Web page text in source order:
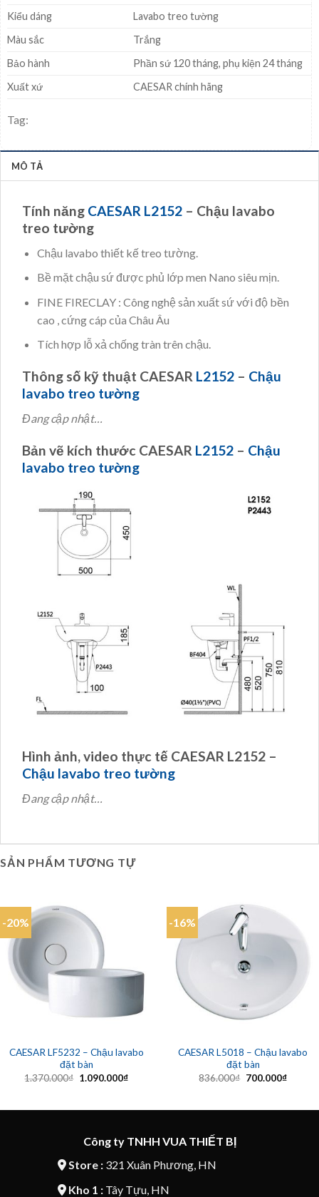
Kiểu dáng
Lavabo treo tường
Màu sắc
Trắng
Bảo hành
Phần sứ 120 tháng, phụ kiện 24 tháng
Xuất xứ
CAESAR chính hãng
Tag:
MÔ TẢ
Tính năng CAESAR L2152 – Chậu lavabo
treo tường
Chậu lavabo thiết kế treo tường.
Bề mặt chậu sứ được phủ lớp men Nano siêu mịn.
FINE FIRECLAY : Công nghệ sản xuất sứ với độ bền
cao , cứng cáp của Châu Âu
Tích hợp lỗ xả chống tràn trên chậu.
Thông số kỹ thuật CAESAR L2152 – Chậu
lavabo treo tường
Đang cập nhật…
Bản vẽ kích thước CAESAR L2152 – Chậu
lavabo treo tường
Hình ảnh, video thực tế CAESAR L2152 –
Chậu lavabo treo tường
Đang cập nhật…
SẢN PHẨM TƯƠNG TỰ
-20%
CAESAR LF5232 – Chậu lavabo
đặt bàn
1.370.000₫ Giá
1.090.000₫Giá
1.090.000₫.
-16%
CAESAR L5018 – Chậu lavabo
đặt bàn
836.000₫ Giá
700.000₫Giá
Công ty TNHH VUA THIẾT BỊ
Store :321 Xuân Phương, HN
Kho 1 :Tây Tựu, HN